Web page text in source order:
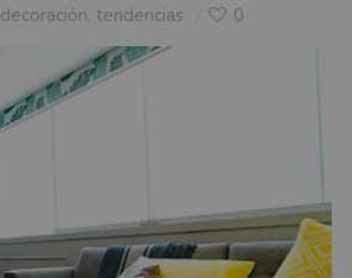
decoración, tendencias 0